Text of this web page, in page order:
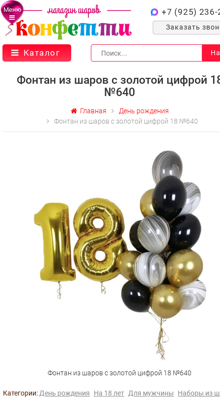
Меню +7 (925) 236-
Заказать
Каталог
Фонтан из шаров с золотой цифрой
№640
Главная
День рождения
Фонтан из шаров с золотой цифрой 18 №640
Фонтан из шаров с золотой цифрой 18 №640
Категории: День рождения На 18 лет Для мужчины
Наборы из